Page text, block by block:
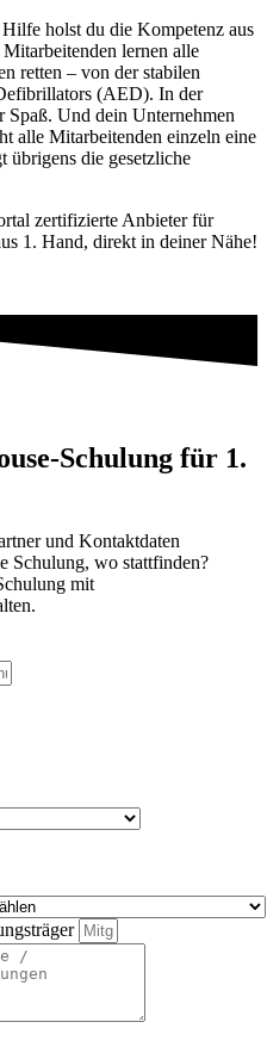
holst du die Kompetenz aus
lernen alle
retten – von der stabilen
(AED). In der
Spaß. Und dein Unternehmen
alle Mitarbeitenden einzeln eine
übrigens die gesetzliche
zertifizierte Anbieter für
1. Hand, direkt in deiner Nähe!
Schulung für 1.
und Kontaktdaten
Schulung, wo stattfinden?
mit